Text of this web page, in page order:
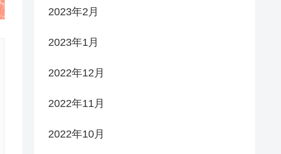
2023年2月
2023年1月
2022年12月
2022年11月
2022年10月